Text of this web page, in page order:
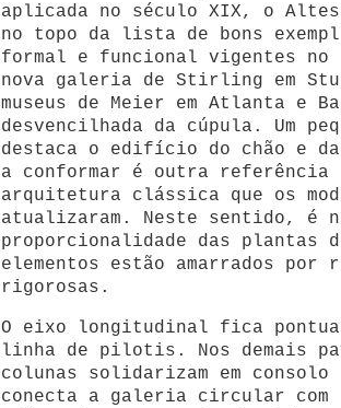
aplicada no século XIX, o Altes
no topo da lista de bons
formal e funcional vigentes no
nova galeria de Stirling em
museus de Meier em Atlanta e
desvencilhada da cúpula. Um
destaca o edifício do chão e
a conformar é outra referência
arquitetura clássica que os
atualizaram. Neste sentido, é
proporcionalidade das
elementos estão amarrados por
rigorosas.
O eixo longitudinal fica
linha de pilotis. Nos demais
colunas solidarizam em consolo
conecta a galeria circular com